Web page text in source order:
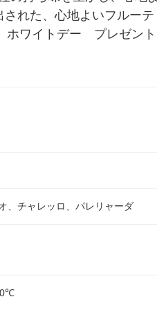
れた、心地よいフルーテ
ワイトデー　プレゼント
、チャレッロ、パレリャーダ